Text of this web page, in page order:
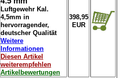
Luftgewehr Kal.
4,5mm in
hervorragender,
deutscher Qualität
Weitere
Informationen
Diesen Artikel
weiterempfehlen
Artikelbewertungen
398,95
EUR